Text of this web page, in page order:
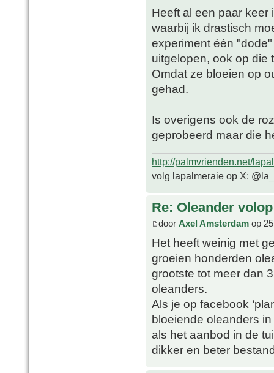
Heeft al een paar
waarbij ik drastisch
experiment één
uitgelopen, ook op die
Omdat ze bloeien op
gehad.
Is overigens ook de
geprobeerd maar die
http://palmvrienden.net/
volg lapalmeraie op X:
Re: Oleander
door Axel Amsterdam op
Het heeft weinig met
groeien honderden
grootste tot meer dan
oleanders.
Als je op facebook
bloeiende oleanders
als het aanbod in de
dikker en beter